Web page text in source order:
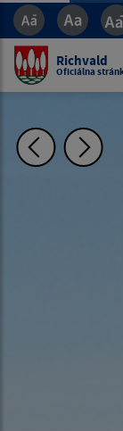
Richvald
Oficiálna